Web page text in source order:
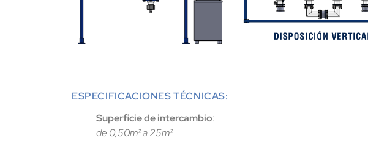
ESPECIFICACIONES TÉCNICAS:
Superficie de intercambio:
de 0,50m² a 25m²